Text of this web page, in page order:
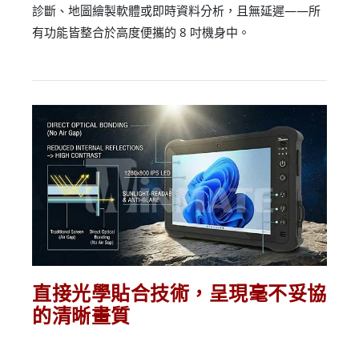
診斷、地圖繪製軟體或即時資料分析，且無延遲——所
有功能皆整合於高度便攜的 8 吋機身中。
直接光學貼合技術，呈現毫不妥協
的清晰畫質